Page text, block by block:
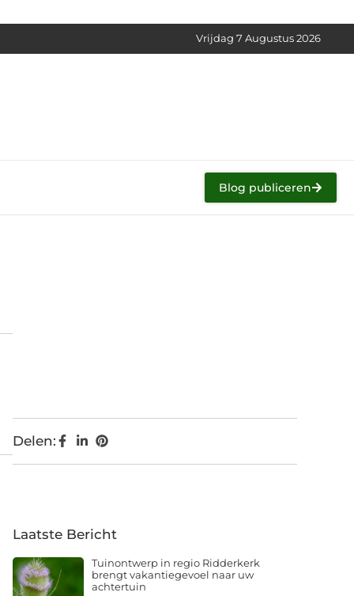
Delen:
Laatste Bericht
Tuinontwerp in regio Ridderkerk
brengt vakantiegevoel naar uw
achtertuin